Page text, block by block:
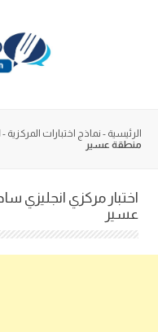
الرئيسية - نماذج اختبارات المركزية -
منطقة عسير
عسير